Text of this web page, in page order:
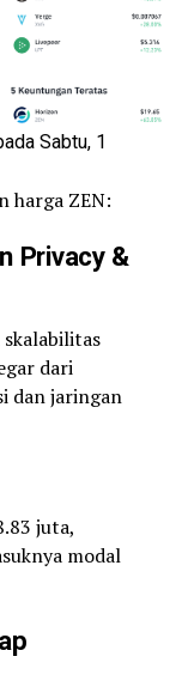
Sabtu, 1
harga ZEN:
Privacy &
skalabilitas
dari
dan jaringan
juta,
modal